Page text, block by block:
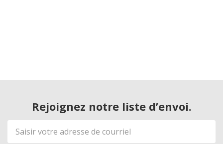
Rejoignez notre liste d’envoi.
Adresse
de